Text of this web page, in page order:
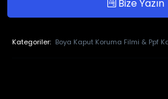
Bize Yazın
Kategoriler: Boya Kaput Koruma Filmi & Ppf